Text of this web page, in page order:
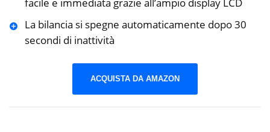
La bilancia si spegne automaticamente dopo 30
secondi di inattività
ACQUISTA DA AMAZON